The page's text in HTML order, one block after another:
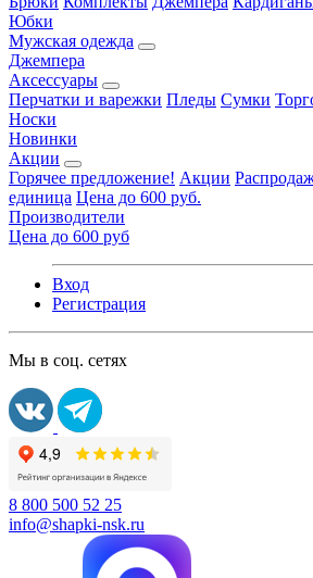
Юбки
Мужская одежда
Джемпера
Аксессуары
Перчатки и варежки Пледы Сумки
Носки
Новинки
Акции
Горячее предложение! Акции
единица Цена до 600 руб.
Производители
Цена до 600 руб
Вход
Регистрация
Мы в соц. сетях
8 800 500 52 25
info@shapki-nsk.ru